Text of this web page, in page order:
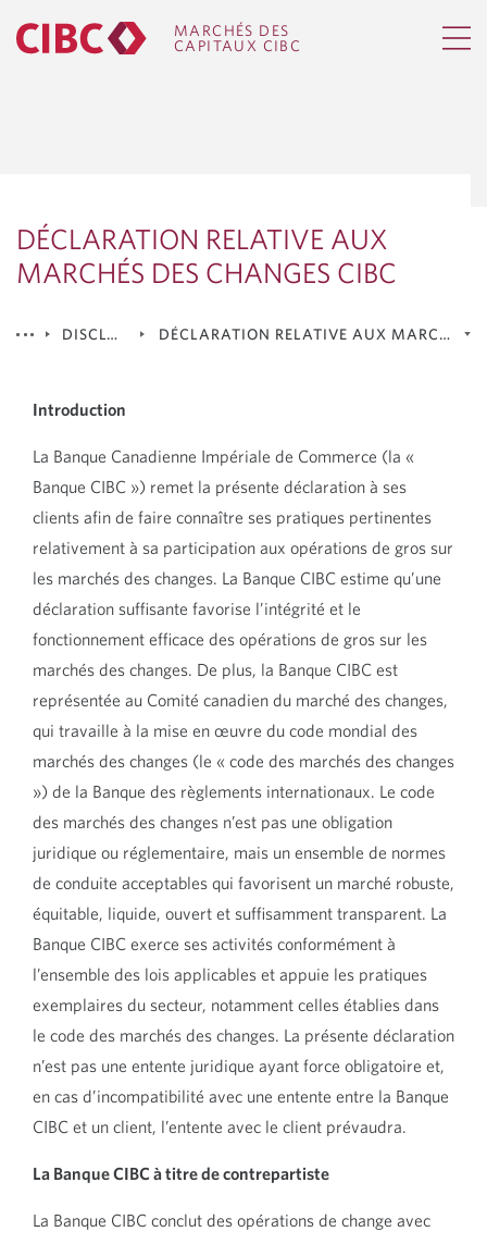
MARCHÉS DES
CAPITAUX CIBC
DÉCLARATION RELATIVE AUX
MARCHÉS DES CHANGES CIBC
DISCLOSURES DÉCLARATION RELATIVE AUX MARCHÉS
Marchés mondiaux CIBC inc. est
protection des épargnants
Mentions juridiques – Marchés mondiaux
CIBC inc. (courtier en valeurs mobilières,
É.U.)
Déclaration relative à l’appariement –
Marchés mondiaux CIBC inc.
Aperçu de la transition des taux
interbancaires offerts
Foreign Account Tax Compliance Act
(FATCA) des États-Unis
Mentions juridiques – Dodd Frank
Boîte aux lettres des plaintes – Dodd
Frank
Politique d’exécution optimale
(Canada) – Marchés des capitaux
CIBC
Renseignements sur la réglementation –
Europe
Déclaration relative au Management
Liquidity Portfolio (Royaume-Uni) SSA
Conditions et informations générales
relatives au compte de dépôt de la
succursale de londres
Déclaration sur la précouverture des
Déclaration sur la précouverture des
Introduction
La Banque Canadienne Impériale de Commerce (la «
Banque CIBC ») remet la présente déclaration à ses
clients afin de faire connaître ses pratiques pertinentes
relativement à sa participation aux opérations de gros sur
les marchés des changes. La Banque CIBC estime qu’une
déclaration suffisante favorise l’intégrité et le
fonctionnement efficace des opérations de gros sur les
marchés des changes. De plus, la Banque CIBC est
représentée au Comité canadien du marché des changes,
qui travaille à la mise en œuvre du code mondial des
marchés des changes (le « code des marchés des changes
») de la Banque des règlements internationaux. Le code
des marchés des changes n’est pas une obligation
juridique ou réglementaire, mais un ensemble de normes
de conduite acceptables qui favorisent un marché robuste,
équitable, liquide, ouvert et suffisamment transparent. La
Banque CIBC exerce ses activités conformément à
l’ensemble des lois applicables et appuie les pratiques
exemplaires du secteur, notamment celles établies dans
le code des marchés des changes. La présente déclaration
n’est pas une entente juridique ayant force obligatoire et,
en cas d’incompatibilité avec une entente entre la Banque
CIBC et un client, l’entente avec le client prévaudra.
La Banque CIBC à titre de contrepartiste
La Banque CIBC conclut des opérations de change avec